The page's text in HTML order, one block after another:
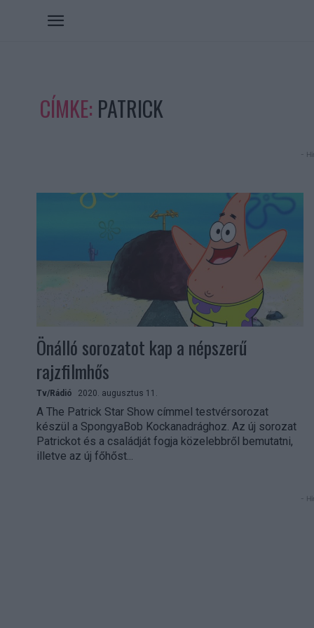
CÍMKE: PATRICK
-
Önálló sorozatot kap a népszerű
rajzfilmhős
Tv/Rádió 2020. augusztus 11.
A The Patrick Star Show címmel testvérsorozat
készül a SpongyaBob Kockanadrághoz. Az új sorozat
Patrickot és a családját fogja közelebbről bemutatni,
illetve az új főhőst...
-